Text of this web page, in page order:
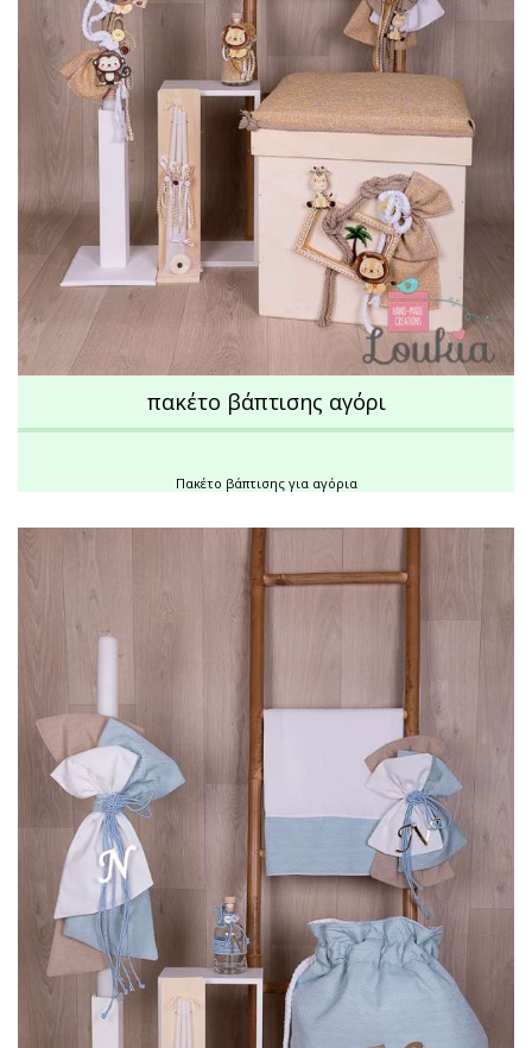
πακέτο βάπτισης αγόρι
Πακέτο βάπτισης για αγόρια